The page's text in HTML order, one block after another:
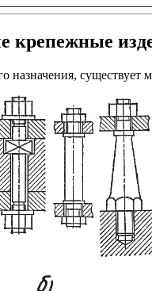
крепежные
существует